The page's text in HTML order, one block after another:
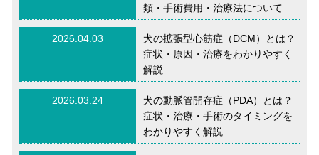
類・手術費用・治療法について
2026.04.03
犬の拡張型心筋症（DCM）とは？
症状・原因・治療をわかりやすく
解説
2026.03.24
犬の動脈管開存症（PDA）とは？
症状・治療・手術のタイミングを
わかりやすく解説